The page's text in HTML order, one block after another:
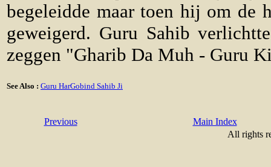
begeleidde maar toen hij om de
geweigerd. Guru Sahib
zeggen "Gharib Da Muh - Guru
See Also : Guru HarGobind Sahib Ji
Previous
Main Index
All rights